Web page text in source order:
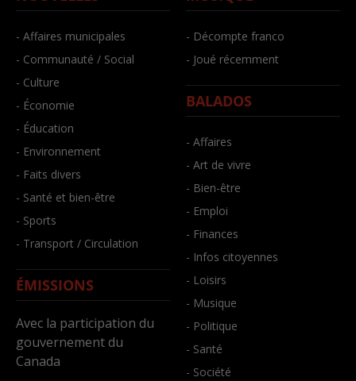
- Affaires municipales
- Communauté / Social
- Culture
- Économie
- Éducation
- Environnement
- Faits divers
- Santé et bien-être
- Sports
- Transport / Circulation
ÉMISSIONS
Avec la participation du
gouvernement du
Canada
- Décompte franco
- Joué récemment
BALADOS
- Affaires
- Art de vivre
- Bien-être
- Emploi
- Finances
- Infos citoyennes
- Loisirs
- Musique
- Politique
- Santé
- Société